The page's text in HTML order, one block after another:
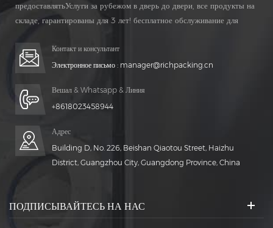
предоставлятьУслуги за рубежом в дверь до двери, все продукты на
складе, гарантированы для 3 лет! бесплатное обслуживание для
Контакт и консультант
Электронное письмо : manager@richpacking.cn
Вешал & Whatsapp & Линия
+8618023458944
Адрес
Building D, No. 226, Beishan Qiaotou Street, Haizhu
District, Guangzhou City, Guangdong Province, China
ПОДПИСЫВАЙТЕСЬ НА НАС